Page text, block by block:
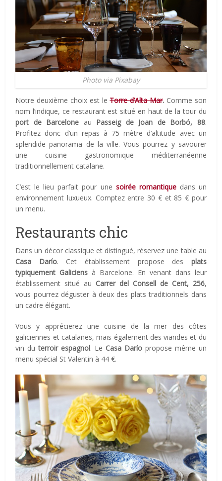
Photo via Pixabay
Notre deuxième choix est leTorre d’Alta Mar. Comme son
nom l’indique, ce restaurant est situé en haut de la tour du
port de Barcelone au Passeig de Joan de Borbó, 88.
Profitez donc d’un repas à 75 mètre d’altitude avec un
splendide panorama de la ville. Vous pourrez y savourer
une cuisine gastronomique méditerranéenne
traditionnellement catalane.
C’est le lieu parfait pour une soirée romantiquedans un
environnement luxueux. Comptez entre 30 € et 85 € pour
un menu.
Restaurants chic
Dans un décor classique et distingué, réservez une table au
Casa Darío. Cet établissement propose des plats
typiquement Galiciens à Barcelone. En venant dans leur
établissement situé au Carrer del Consell de Cent, 256,
vous pourrez déguster à deux des plats traditionnels dans
un cadre élégant.
Vous y apprécierez une cuisine de la mer des côtes
galiciennes et catalanes, mais également des viandes et du
vin duterroir espagnol. LeCasa Daríopropose même un
menu spécial St Valentin à 44 €.